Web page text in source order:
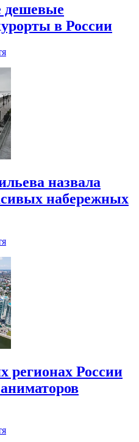
дешевые
в России
назвала
набережных
регионах России